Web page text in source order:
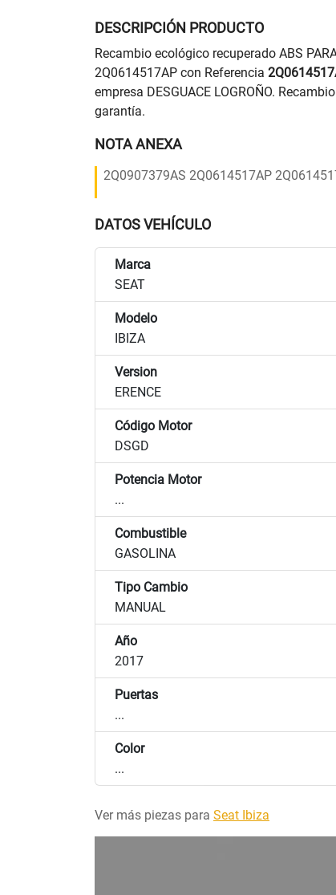
DESCRIPCIÓN PRODUCTO
Recambio ecológico recuperado ABS
2Q0614517AP con Referencia
empresa DESGUACE LOGROÑO.
garantía.
NOTA ANEXA
2Q0907379AS 2Q0614517AP
DATOS VEHÍCULO
Marca
SEAT
Modelo
IBIZA
Version
ERENCE
Código Motor
DSGD
Potencia Motor
...
Combustible
GASOLINA
Tipo Cambio
MANUAL
Año
2017
Puertas
...
Color
...
Ver más piezas para Seat Ibiza